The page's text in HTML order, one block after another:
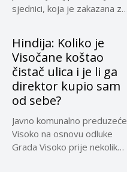
sjednici, koja je zakazana za
Hindija: Koliko je
Visočane koštao
čistač ulica i je li ga
direktor kupio sam
od sebe?
Javno komunalno preduzeće
Visoko na osnovu odluke
Grada Visoko prije nekoliko